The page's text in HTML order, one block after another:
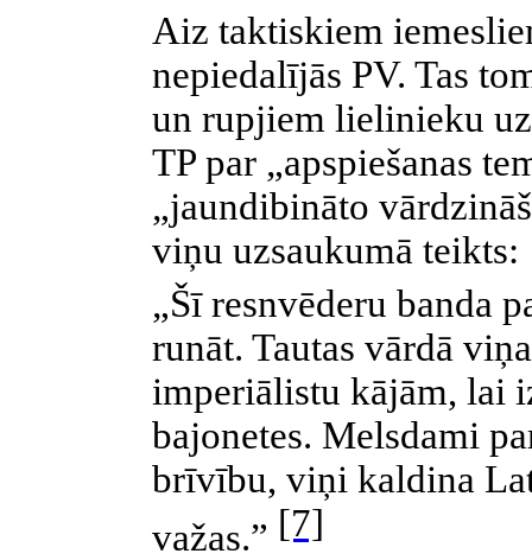
Aiz taktiskiem
nepiedalījās PV. Tas
un rupjiem lielinieku
TP par „apspiešanas
„jaundibināto
viņu uzsaukumā teikts:
„Šī resnvēderu banda
runāt. Tautas vārdā
imperiālistu kājām, lai
bajonetes. Melsdami
brīvību, viņi kaldina
važas.” [7]